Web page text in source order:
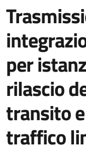
per
rilascio
transito
traffico